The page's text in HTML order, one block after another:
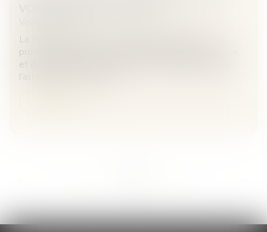
VOLONTÉ NON ÉQUIVOQUE
La réception tacite d’un ouvrage ne peut être
prononcée en raison du paiement partiel des travaux
et du refus réitéré du maître de l'ouvrage de signer
l’attestation de leur bon...